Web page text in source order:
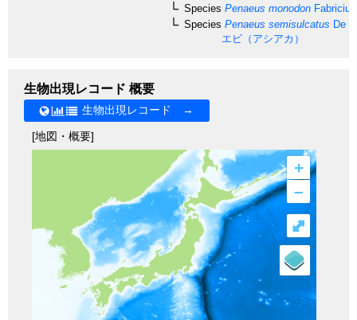
Species Penaeus monodon
Species Penaeus semisulcatus De
エビ（アシアカ）
生物出現レコード 概要
生物出現レコード →
[地図・概要]
+
–
⤢